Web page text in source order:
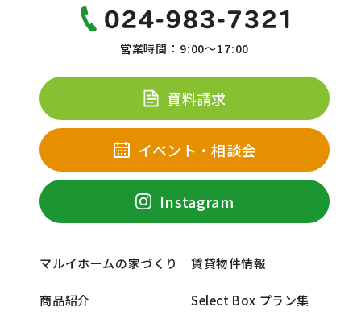
営業時間：9:00～17:00
資料請求
イベント・相談会
Instagram
マルイホームの家づくり
商品紹介
賃貸物件情報
Select Box プラン集